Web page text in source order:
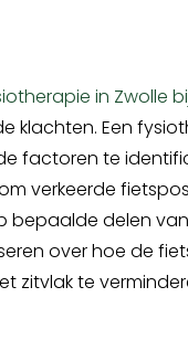
in Zwolle
klachten. Een
factoren te
verkeerde
bepaalde delen
over hoe de
zitvlak te